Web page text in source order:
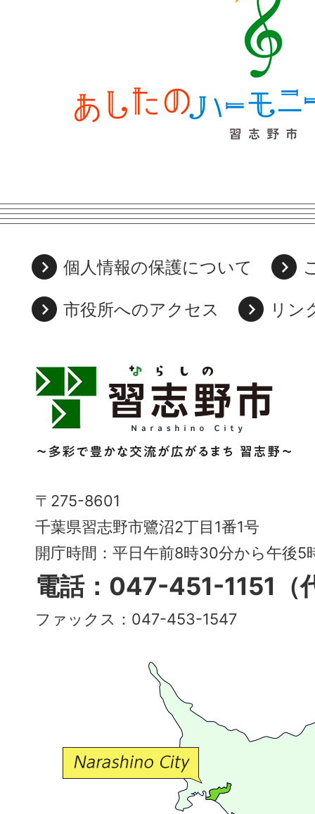
個人情報の保護について
市役所へのアクセス
リン
習
志
野
市
Narashino
City
～
多
彩
で
〒275-8601
千葉県習志野市鷺沼2丁目1番1号
開庁時間：平日午前8時30分から午後5
電話：047-451-1151（
ファックス：047-453-1547